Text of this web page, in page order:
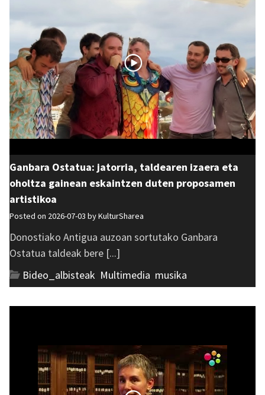
Ganbara Ostatua: jatorria, taldearen izaera eta
oholtza gainean eskaintzen duten proposamen
artistikoa
Posted on 2026-07-03 byKulturSharea
Donostiako Antigua auzoan sortutako Ganbara
Ostatua taldeak bere [...]
Bideo_albisteak Multimedia musika